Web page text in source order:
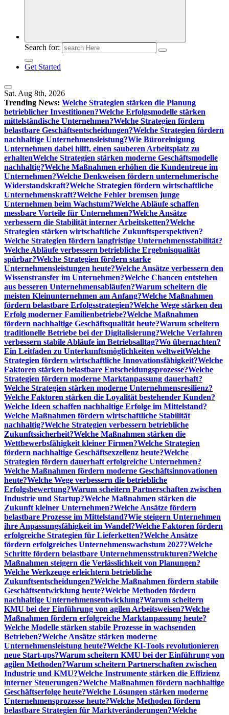
Search for:
Get Started
Sat. Aug 8th, 2026
Trending News: Welche Strategien stärken die Planung
betrieblicher Investitionen?Welche Erfolgsmodelle stärken
mittelständische Unternehmen?Welche Strategien fördern
belastbare Geschäftsentscheidungen?Welche Strategien fördern
nachhaltige Unternehmensleistung?Wie Büroreinigung
Unternehmen dabei hilft, einen sauberen Arbeitsplatz zu
erhaltenWelche Strategien stärken moderne Geschäftsmodelle
nachhaltig?Welche Maßnahmen erhöhen die Kundentreue im
Unternehmen?Welche Denkweisen fördern unternehmerische
Widerstandskraft?Welche Strategien fördern wirtschaftliche
Unternehmenskraft?Welche Fehler bremsen junge
Unternehmen beim Wachstum?Welche Abläufe schaffen
messbare Vorteile für Unternehmen?Welche Ansätze
verbessern die Stabilität interner Arbeitsketten?Welche
Strategien stärken wirtschaftliche Zukunftsperspektiven?
Welche Strategien fördern langfristige Unternehmensstabilität?
Welche Abläufe verbessern betriebliche Ergebnisqualität
spürbar?Welche Strategien fördern starke
Unternehmensleistungen heute?Welche Ansätze verbessern den
Wissenstransfer im Unternehmen?Welche Chancen entstehen
aus besseren Unternehmensabläufen?Warum scheitern die
meisten Kleinunternehmen am Anfang?Welche Maßnahmen
fördern belastbare Erfolgsstrategien?Welche Wege stärken den
Erfolg moderner Familienbetriebe?Welche Maßnahmen
fördern nachhaltige Geschäftsqualität heute?Warum scheitern
traditionelle Betriebe bei der Digitalisierung?Welche Verfahren
verbessern stabile Abläufe im Betriebsalltag?Wo übernachten?
Ein Leitfaden zu Unterkunftsmöglichkeiten weltweitWelche
Strategien fördern wirtschaftliche Innovationsfähigkeit?Welche
Faktoren stärken belastbare Entscheidungsprozesse?Welche
Strategien fördern moderne Marktanpassung dauerhaft?
Welche Strategien stärken moderne Unternehmensresilienz?
Welche Faktoren stärken die Loyalität bestehender Kunden?
Welche Ideen schaffen nachhaltige Erfolge im Mittelstand?
Welche Maßnahmen fördern wirtschaftliche Stabilität
nachhaltig?Welche Strategien verbessern betriebliche
Zukunftssicherheit?Welche Maßnahmen stärken die
Wettbewerbsfähigkeit kleiner Firmen?Welche Strategien
fördern nachhaltige Geschäftsexzellenz heute?Welche
Strategien fördern dauerhaft erfolgreiche Unternehmen?
Welche Maßnahmen fördern moderne Geschäftsinnovationen
heute?Welche Wege verbessern die betriebliche
Erfolgsbewertung?Warum scheitern Partnerschaften zwischen
Industrie und Startup?Welche Maßnahmen stärken die
Zukunft kleiner Unternehmen?Welche Ansätze fördern
belastbare Prozesse im Mittelstand?Wie steigern Unternehmen
ihre Anpassungsfähigkeit im Wandel?Welche Faktoren fördern
erfolgreiche Strategien für Lieferketten?Welche Ansätze
fördern erfolgreiches Unternehmenswachstum 2027?Welche
Schritte fördern belastbare Unternehmensstrukturen?Welche
Maßnahmen steigern die Verlässlichkeit von Planungen?
Welche Werkzeuge erleichtern betriebliche
Zukunftsentscheidungen?Welche Maßnahmen fördern stabile
Geschäftsentwicklung heute?Welche Methoden fördern
nachhaltige Unternehmensentwicklung?Warum scheitern
KMU bei der Einführung von agilen Arbeitsweisen?Welche
Maßnahmen fördern erfolgreiche Marktanpassung heute?
Welche Modelle stärken stabile Prozesse in wachsenden
Betrieben?Welche Ansätze stärken moderne
Unternehmensleistung heute?Welche KI-Tools revolutionieren
neue Start-ups?Warum scheitern KMU bei der Einführung von
agilen Methoden?Warum scheitern Partnerschaften zwischen
Industrie und KMU?Welche Instrumente stärken die Effizienz
interner Steuerungen?Welche Maßnahmen fördern nachhaltige
Geschäftserfolge heute?Welche Lösungen stärken moderne
Unternehmensprozesse heute?Welche Methoden fördern
belastbare Strategien für Marktveränderungen?Welche